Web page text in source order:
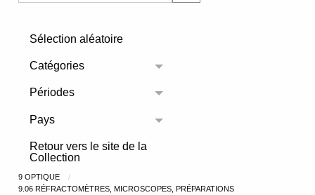
Sélection aléatoire
Catégories
Toggle menu
Périodes
Toggle menu
Pays
Toggle menu
Retour vers le site de la
Collection
9 OPTIQUE
9.06 RÉFRACTOMÈTRES, MICROSCOPES, PRÉPARATIONS